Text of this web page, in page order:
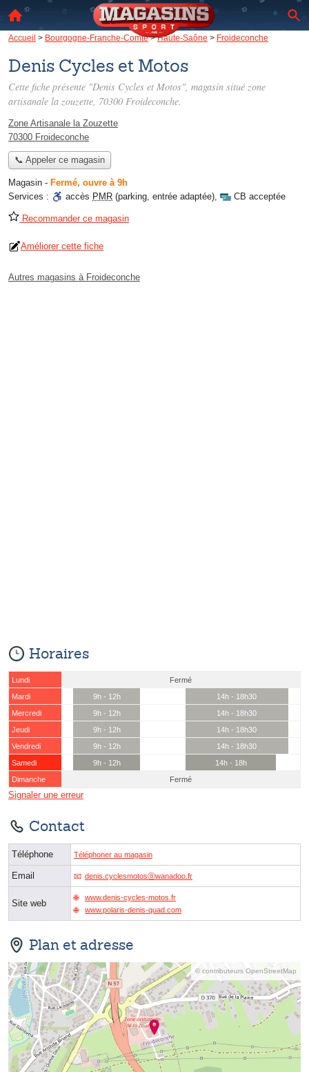
Accueil > Bourgogne-Franche-Comté>Haute-Saône > Froideconche
Denis Cycles et Motos
Cette fiche présente "Denis Cycles et Motos", magasin situé zone
artisanale la zouzette, 70300 Froideconche.
Zone Artisanale la Zouzette
70300 Froideconche
📞 Appeler ce magasin
Magasin - Fermé, ouvre à 9h
Services :
accès PMR (parking, entrée adaptée), CB acceptée
Recommander ce magasin
Améliorer cette fiche
Autres magasins à Froideconche
Horaires
Lundi
Fermé
Mardi
9h - 12h
14h - 18h30
Mercredi
9h - 12h
14h - 18h30
Jeudi
9h - 12h
14h - 18h30
Vendredi
9h - 12h
14h - 18h30
Samedi
9h - 12h
14h - 18h
Dimanche
Fermé
Signaler une erreur
Contact
Téléphone Téléphoner au magasin
Email denis.cyclesmotosⓐwanadoo.fr
Site web
www.denis-cycles-motos.fr
www.polaris-denis-quad.com
Plan et adresse
© contributeurs OpenStreetMap